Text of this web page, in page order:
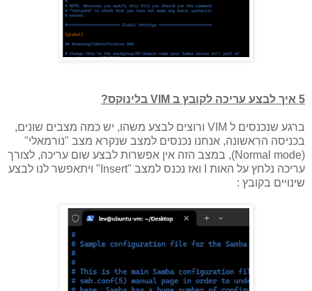
5 איך לבצע עריכה לקובץ ב VIM בלינוקס?
ברגע שנכנסים ל VIM ורוצים לבצע משהו, יש כמה מצבים שונים,
בכניסה הראשונה, אנחנו נכנסים למצב שנקרא מצב "נורמאלי"
(Normal mode), במצב הזה אין אפשרות לבצע שום עריכה, לצורך
עריכה נלחץ על האות I ואז נכנס למצב "Insert" ויתאפשר לנו לבצע
שינויים בקובץ :